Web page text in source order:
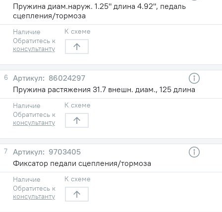
Пружина диам.наруж. 1.25" длина 4.92", педаль
сцепления/тормоза
Наличие
Обратитесь к
консультанту
К схеме
6
86024297
Пружина растяжения 31.7 внешн. диам., 125 длина
Наличие
Обратитесь к
консультанту
К схеме
7
9703405
Фиксатор педали сцепления/тормоза
Наличие
Обратитесь к
консультанту
К схеме